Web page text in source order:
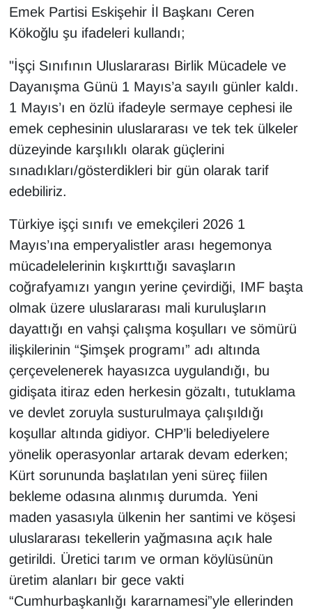
Emek Partisi Eskişehir İl Başkanı Ceren
Kökoğlu şu ifadeleri kullandı;
"İşçi Sınıfının Uluslararası Birlik Mücadele ve
Dayanışma Günü 1 Mayıs’a sayılı günler kaldı.
1 Mayıs’ı en özlü ifadeyle sermaye cephesi ile
emek cephesinin uluslararası ve tek tek ülkeler
düzeyinde karşılıklı olarak güçlerini
sınadıkları/gösterdikleri bir gün olarak tarif
edebiliriz.
Türkiye işçi sınıfı ve emekçileri 2026 1
Mayıs’ına emperyalistler arası hegemonya
mücadelelerinin kışkırttığı savaşların
coğrafyamızı yangın yerine çevirdiği, IMF başta
olmak üzere uluslararası mali kuruluşların
dayattığı en vahşi çalışma koşulları ve sömürü
ilişkilerinin “Şimşek programı” adı altında
çerçevelenerek hayasızca uygulandığı, bu
gidişata itiraz eden herkesin gözaltı, tutuklama
ve devlet zoruyla susturulmaya çalışıldığı
koşullar altında gidiyor. CHP’li belediyelere
yönelik operasyonlar artarak devam ederken;
Kürt sorununda başlatılan yeni süreç fiilen
bekleme odasına alınmış durumda. Yeni
maden yasasıyla ülkenin her santimi ve köşesi
uluslararası tekellerin yağmasına açık hale
getirildi. Üretici tarım ve orman köylüsünün
üretim alanları bir gece vakti
“Cumhurbaşkanlığı kararnamesi”yle ellerinden